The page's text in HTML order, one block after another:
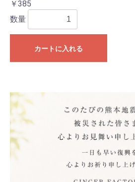
￥385
数量
カートに入れる